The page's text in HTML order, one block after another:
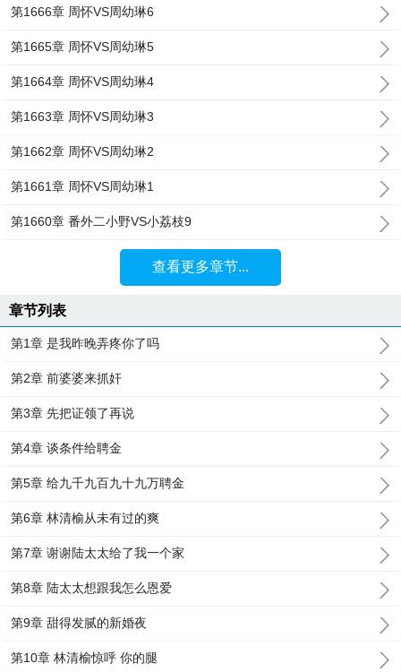
第1666章 周怀VS周幼琳6
第1665章 周怀VS周幼琳5
第1664章 周怀VS周幼琳4
第1663章 周怀VS周幼琳3
第1662章 周怀VS周幼琳2
第1661章 周怀VS周幼琳1
第1660章 番外二小野VS小荔枝9
查看更多章节...
章节列表
第1章 是我昨晚弄疼你了吗
第2章 前婆婆来抓奸
第3章 先把证领了再说
第4章 谈条件给聘金
第5章 给九千九百九十九万聘金
第6章 林清榆从未有过的爽
第7章 谢谢陆太太给了我一个家
第8章 陆太太想跟我怎么恩爱
第9章 甜得发腻的新婚夜
第10章 林清榆惊呼 你的腿